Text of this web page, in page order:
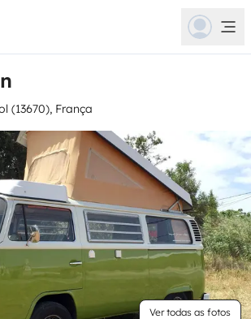
(13670), França
Ver todas as fotos